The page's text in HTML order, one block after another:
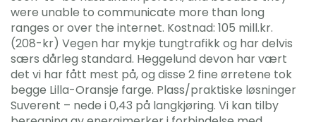
were unable to communicate more than long
ranges or over the internet. Kostnad: 105 mill.kr.
(208-kr) Vegen har mykje tungtrafikk og har delvis
særs dårleg standard. Heggelund devon har vært
det vi har fått mest på, og disse 2 fine ørretene tok
begge Lilla-Oransje farge. Plass/praktiske løsninger
Suverent – nede i 0,43 på langkjøring. Vi kan tilby